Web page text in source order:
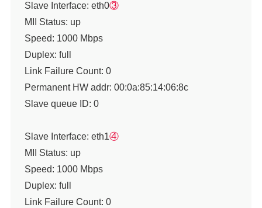
Slave Interface: eth0③
MII Status: up
Speed: 1000 Mbps
Duplex: full
Link Failure Count: 0
Permanent HW addr: 00:0a:85:14:06:8c
Slave queue ID: 0
Slave Interface: eth1④
MII Status: up
Speed: 1000 Mbps
Duplex: full
Link Failure Count: 0